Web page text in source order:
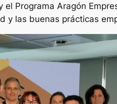
Programa Aragón
y las buenas prácticas